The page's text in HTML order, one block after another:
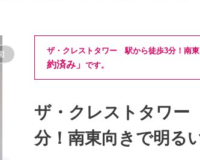
ザ・クレストタワー 駅から徒歩3分！南
約済み」 です。
ザ・クレストタワ
分！南東向きで明る